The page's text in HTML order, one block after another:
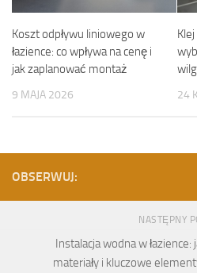
Koszt odpływu liniowego w
łazience: co wpływa na cenę i
jak zaplanować montaż
9 MAJA 2026 24
OBSERWUJ:
NASTĘPNY
Instalacja wodna w łazience:
materiały i kluczowe